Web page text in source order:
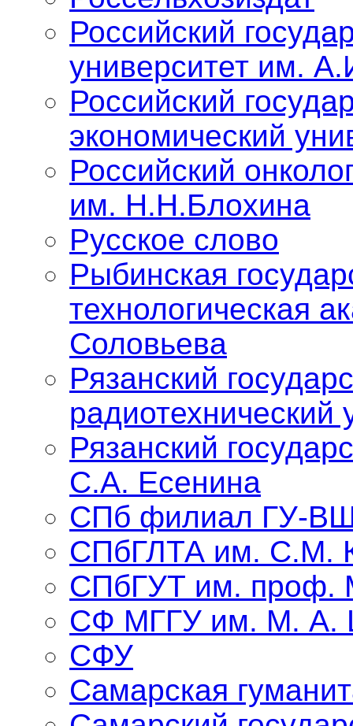
Российский
университет им.
Российский
экономический
Российский
им. Н.Н.Блохина
Русское слово
Рыбинская
технологическая
Соловьева
Рязанский
радиотехнический
Рязанский
С.А. Есенина
СПб филиал ГУ-
СПбГЛТА им. С.М.
СПбГУТ им. проф.
СФ МГГУ им. М. А.
СФУ
Самарская